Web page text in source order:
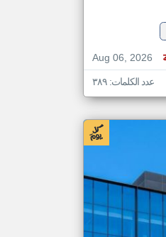
Aug 06, 2026
عدد الكلمات: ٣٨٩